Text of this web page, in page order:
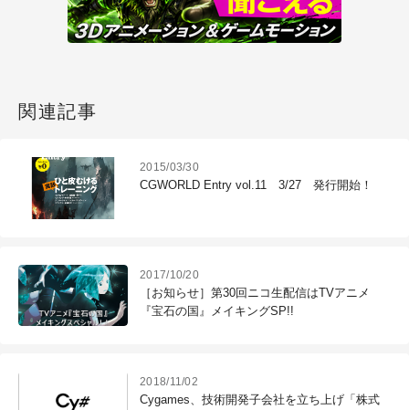
関連記事
2015/03/30
CGWORLD Entry vol.11 3/27 発行開始！
2017/10/20
［お知らせ］第30回ニコ生配信はTVアニメ
『宝石の国』メイキングSP!!
2018/11/02
Cygames、技術開発子会社を立ち上げ「株式